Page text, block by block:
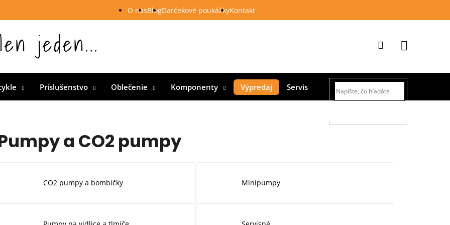
O násBlogDarčekové poukážkyKontakt
jeden...
Príslušenstvo Oblečenie Komponenty Výpredaj Servis
Prihlásenie
košík
a CO2 pumpy
CO2 pumpy a bombičky Minipumpy